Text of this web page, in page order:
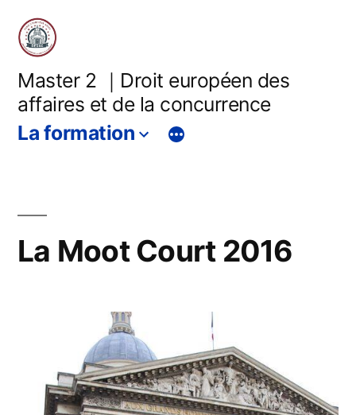
Master 2 ｜Droit européen des
affaires et de la concurrence
La formation
La Moot Court 2016